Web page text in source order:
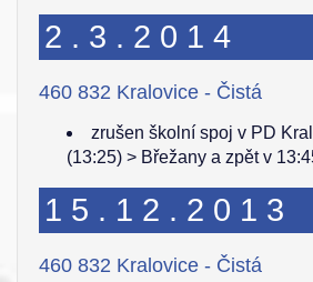
2.3.2014
460 832 Kralovice - Čistá
zrušen školní spoj v PD
(13:25) > Břežany a zpět v
15.12.2013
460 832 Kralovice - Čistá